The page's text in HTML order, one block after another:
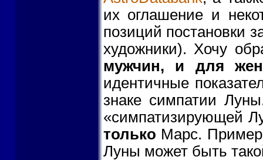
их оглашение и
позиций постановки
художники). Хочу
мужчин, и для
идентичные
знаке симпатии
«симпатизирующей
только Марс.
Луны может быть